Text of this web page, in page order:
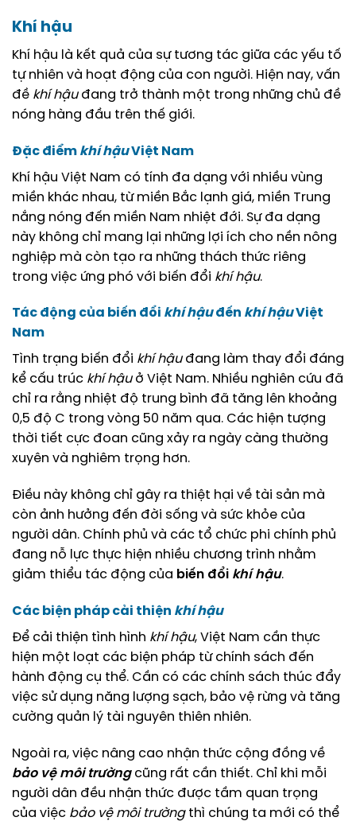
Khí hậu
Khí hậu là kết quả của sự tương tác giữa các yếu tố
tự nhiên và hoạt động của con người. Hiện nay, vấn
đề khí hậuđang trở thành một trong những chủ đề
nóng hàng đầu trên thế giới.
Đặc điểm khí hậuViệt Nam
Khí hậu Việt Nam có tính đa dạng với nhiều vùng
miền khác nhau, từ miền Bắc lạnh giá, miền Trung
nắng nóng đến miền Nam nhiệt đới. Sự đa dạng
này không chỉ mang lại những lợi ích cho nền nông
nghiệp mà còn tạo ra những thách thức riêng
trong việc ứng phó với biến đổi khí hậu.
Tác động của biến đổi khí hậuđến khí hậuViệt
Nam
Tình trạng biến đổi khí hậuđang làm thay đổi đáng
kể cấu trúc khí hậuở Việt Nam. Nhiều nghiên cứu đã
chỉ ra rằng nhiệt độ trung bình đã tăng lên khoảng
0,5 độ C trong vòng 50 năm qua. Các hiện tượng
thời tiết cực đoan cũng xảy ra ngày càng thường
xuyên và nghiêm trọng hơn.
Điều này không chỉ gây ra thiệt hại về tài sản mà
còn ảnh hưởng đến đời sống và sức khỏe của
người dân. Chính phủ và các tổ chức phi chính phủ
đang nỗ lực thực hiện nhiều chương trình nhằm
giảm thiểu tác động của biến đổi khí hậu.
Các biện pháp cải thiện khí hậu
Để cải thiện tình hình khí hậu, Việt Nam cần thực
hiện một loạt các biện pháp từ chính sách đến
hành động cụ thể. Cần có các chính sách thúc đẩy
việc sử dụng năng lượng sạch, bảo vệ rừng và tăng
cường quản lý tài nguyên thiên nhiên.
Ngoài ra, việc nâng cao nhận thức cộng đồng về
bảo vệ môi trườngcũng rất cần thiết. Chỉ khi mỗi
người dân đều nhận thức được tầm quan trọng
của việc bảo vệ môi trườngthì chúng ta mới có thể